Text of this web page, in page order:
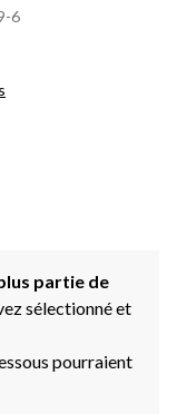
6
partie de
sélectionné et
pourraient